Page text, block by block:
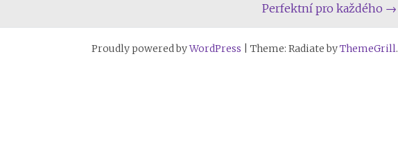
Perfektní pro každého →
Proudly powered byWordPress Theme: Radiate byThemeGrill.